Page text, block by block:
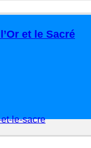
et le Sacré